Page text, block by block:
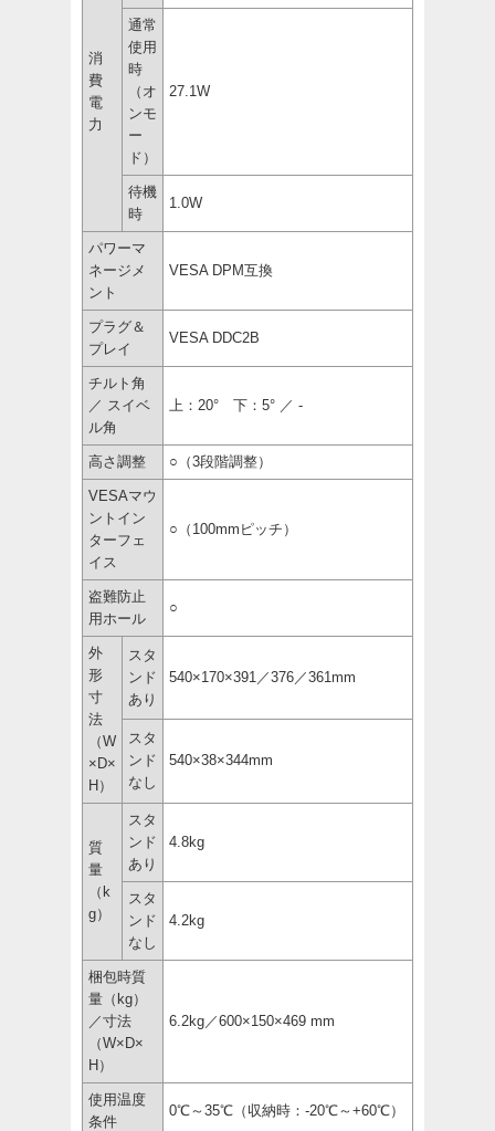
消
費
電
力
通常
使用
時
（オ
ンモ
ー
ド）
27.1W
待機
時
1.0W
パワーマ
ネージメ
ント
VESA DPM互換
プラグ＆
プレイ
VESA DDC2B
チルト角
／ スイベ
ル角
上：20° 下：5° ／ -
高さ調整 ○（3段階調整）
VESAマウ
ントイン
ターフェ
イス
○（100mmピッチ）
盗難防止
用ホール
○
外
形
寸
法
（W
×D×
H）
スタ
ンド
あり
540×170×391／376／361mm
スタ
ンド
なし
540×38×344mm
質
量
（k
g）
スタ
ンド
あり
4.8kg
スタ
ンド
なし
4.2kg
梱包時質
量（kg）
／寸法
（W×D×
H）
6.2kg／600×150×469 mm
使用温度
条件
0℃～35℃（収納時：-20℃～+60℃）